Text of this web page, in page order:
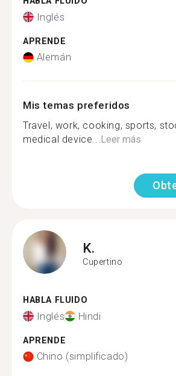
Inglés
APRENDE
Alemán
Mis temas preferidos
Travel, work, cooking, sports,
medical device...Leer más
K.
Cupertino
HABLA FLUIDO
Inglés Hindi
APRENDE
Chino (simplificado)